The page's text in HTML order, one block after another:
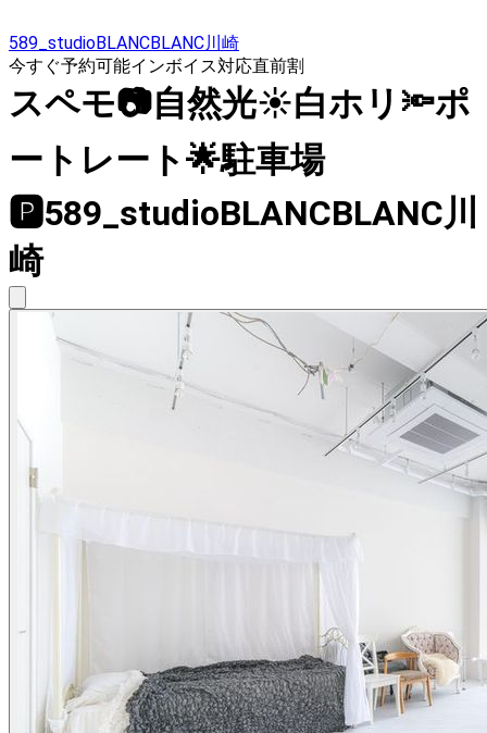
589_studioBLANCBLANC川崎
今すぐ予約可能インボイス対応直前割
スペモ📷️自然光☀️白ホリ🔦ポ
ートレート🌟駐車場
🅿️589_studioBLANCBLANC川
崎